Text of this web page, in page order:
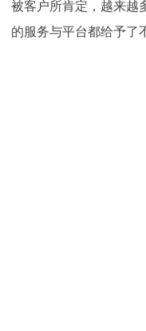
被客户所肯定，越来越
的服务与平台都给予了